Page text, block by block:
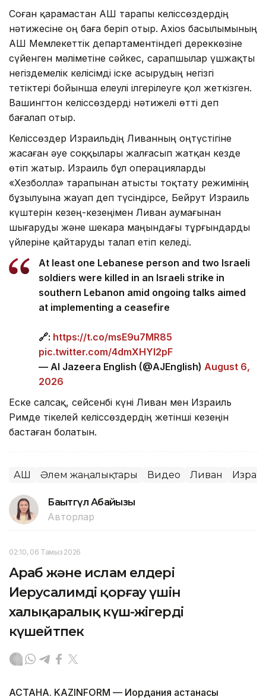
Соған қарамастан АҚШ тарапы келіссөздердің
нәтижесіне оң баға беріп отыр. Axios басылымының
АҚШ Мемлекеттік департаментіндегі дереккөзіне
сүйенген мәліметіне сәйкес, сарапшылар үшжақты
негіздемелік келісімді іске асырудың негізгі
тетіктері бойынша елеулі ілгерілеуге қол жеткізген.
Вашингтон келіссөздерді нәтижелі өтті деп
бағалап отыр.
Келіссөздер Израильдің Ливанның оңтүстігіне
жасаған әуе соққылары жалғасып жатқан кезде
өтіп жатыр. Израиль бұл операцияларды
«Хезболла» тарапынан атысты тоқтату режимінің
бұзылуына жауап деп түсіндірсе, Бейрут Израиль
күштерін кезең-кезеңімен Ливан аумағынан
шығаруды және шекара маңындағы тұрғындарды
үйлеріне қайтаруды талап етіп келеді.
At least one Lebanese person and two Israeli
soldiers were killed in an Israeli strike in
southern Lebanon amid ongoing talks aimed
at implementing a ceasefire
🔗: https://t.co/msE9u7MR85
pic.twitter.com/4dmXHYl2pF
— Al Jazeera English (@AJEnglish) August 6,
2026
Еске салсақ, сейсенбі күні Ливан мен Израиль
Римде тікелей келіссөздердің жетінші кезеңін
бастаған болатын.
АҚШ Әлем жаңалықтары Видео Ливан
Бақытгүл Абайқызы
Авторлар
02:10, 06 Тамыз 2026
Араб және ислам елдері
Иерусалимді қорғау үшін
халықаралық күш-жігерді
күшейтпек
АСТАНА. KAZINFORM — Иордания астанасы